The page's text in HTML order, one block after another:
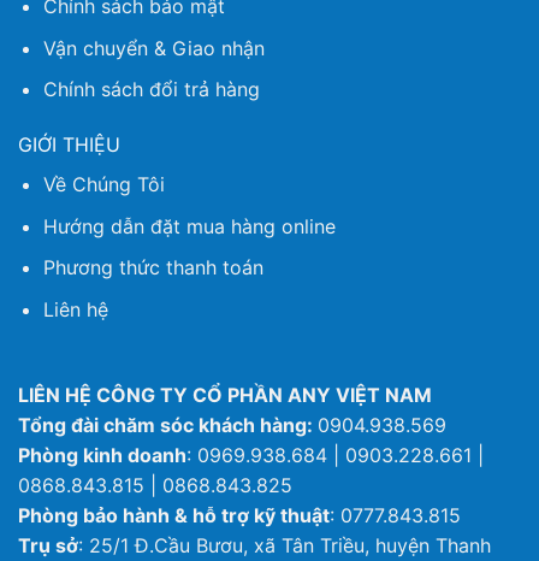
Chính sách bảo mật
Vận chuyển & Giao nhận
Chính sách đổi trả hàng
GIỚI THIỆU
Về Chúng Tôi
Hướng dẫn đặt mua hàng online
Phương thức thanh toán
Liên hệ
LIÊN HỆ CÔNG TY CỔ PHẦN ANY VIỆT NAM
Tổng đài chăm sóc khách hàng: 0904.938.569
Phòng kinh doanh: 0969.938.684 | 0903.228.661 |
0868.843.815 | 0868.843.825
Phòng bảo hành & hỗ trợ kỹ thuật: 0777.843.815
Trụ sở: 25/1 Đ.Cầu Bươu, xã Tân Triều, huyện Thanh